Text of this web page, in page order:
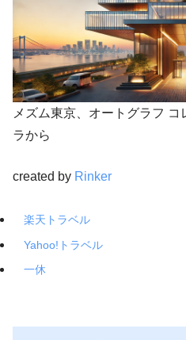
メズム東京、オートグラフ
ラから
created by Rinker
楽天トラベル
Yahoo!トラベル
一休